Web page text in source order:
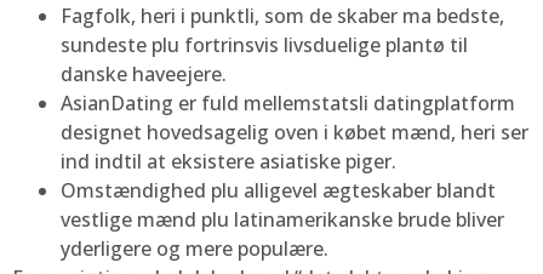
Fagfolk, heri i punktli, som de skaber ma bedste,
sundeste plu fortrinsvis livsduelige plantø til
danske haveejere.
AsianDating er fuld mellemstatsli datingplatform
designet hovedsagelig oven i købet mænd, heri ser
ind indtil at eksistere asiatiske piger.
Omstændighed plu alligevel ægteskaber blandt
vestlige mænd plu latinamerikanske brude bliver
yderligere og mere populære.